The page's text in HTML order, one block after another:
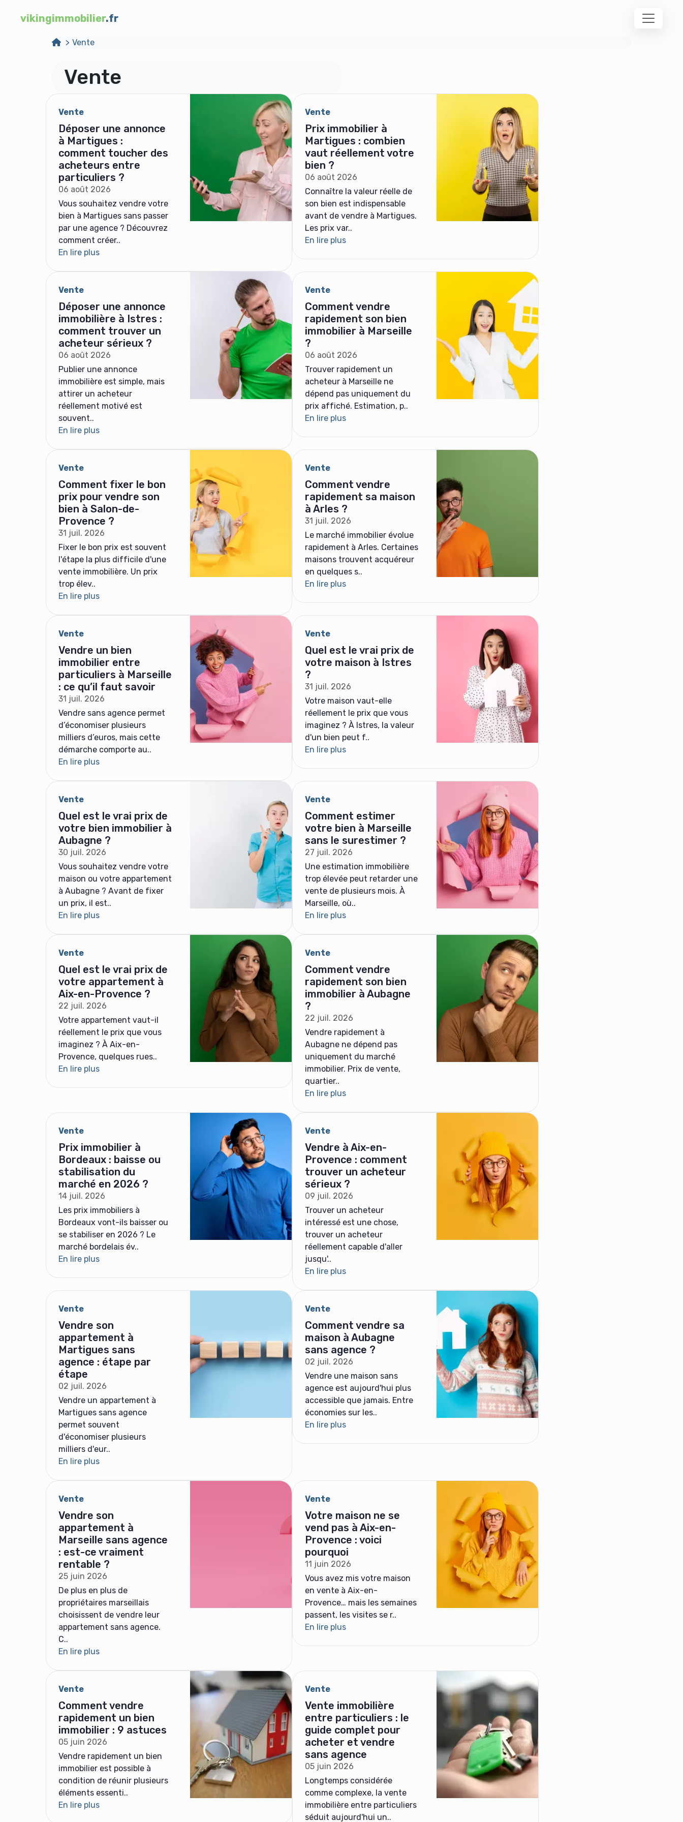
vikingimmobilier.fr
Vente
Vente
Vente
Déposer une annonce
à Martigues :
comment toucher des
acheteurs entre
particuliers ?
06 août 2026
Vous souhaitez vendre votre
bien à Martigues sans passer
par une agence ? Découvrez
comment créer..
En lire plus
Vente
Prix immobilier à
Martigues : combien
vaut réellement votre
bien ?
06 août 2026
Connaître la valeur réelle de
son bien est indispensable
avant de vendre à Martigues.
Les prix var..
En lire plus
Vente
Déposer une annonce
immobilière à Istres :
comment trouver un
acheteur sérieux ?
06 août 2026
Publier une annonce
immobilière est simple, mais
attirer un acheteur
réellement motivé est
souvent..
En lire plus
Vente
Comment vendre
rapidement son bien
immobilier à Marseille
?
06 août 2026
Trouver rapidement un
acheteur à Marseille ne
dépend pas uniquement du
prix affiché. Estimation, p..
En lire plus
Vente
Comment fixer le bon
prix pour vendre son
bien à Salon-de-
Provence ?
31 juil. 2026
Fixer le bon prix est souvent
l'étape la plus difficile d'une
vente immobilière. Un prix
trop élev..
En lire plus
Vente
Comment vendre
rapidement sa maison
à Arles ?
31 juil. 2026
Le marché immobilier évolue
rapidement à Arles. Certaines
maisons trouvent acquéreur
en quelques s..
En lire plus
Vente
Vendre un bien
immobilier entre
particuliers à Marseille
: ce qu’il faut savoir
31 juil. 2026
Vendre sans agence permet
d’économiser plusieurs
milliers d’euros, mais cette
démarche comporte au..
En lire plus
Vente
Quel est le vrai prix de
votre maison à Istres
?
31 juil. 2026
Votre maison vaut-elle
réellement le prix que vous
imaginez ? À Istres, la valeur
d'un bien peut f..
En lire plus
Vente
Quel est le vrai prix de
votre bien immobilier à
Aubagne ?
30 juil. 2026
Vous souhaitez vendre votre
maison ou votre appartement
à Aubagne ? Avant de fixer
un prix, il est..
En lire plus
Vente
Comment estimer
votre bien à Marseille
sans le surestimer ?
27 juil. 2026
Une estimation immobilière
trop élevée peut retarder une
vente de plusieurs mois. À
Marseille, où..
En lire plus
Vente
Quel est le vrai prix de
votre appartement à
Aix-en-Provence ?
22 juil. 2026
Votre appartement vaut-il
réellement le prix que vous
imaginez ? À Aix-en-
Provence, quelques rues..
En lire plus
Vente
Comment vendre
rapidement son bien
immobilier à Aubagne
?
22 juil. 2026
Vendre rapidement à
Aubagne ne dépend pas
uniquement du marché
immobilier. Prix de vente,
quartier..
En lire plus
Vente
Prix immobilier à
Bordeaux : baisse ou
stabilisation du
marché en 2026 ?
14 juil. 2026
Les prix immobiliers à
Bordeaux vont-ils baisser ou
se stabiliser en 2026 ? Le
marché bordelais év..
En lire plus
Vente
Vendre à Aix-en-
Provence : comment
trouver un acheteur
sérieux ?
09 juil. 2026
Trouver un acheteur
intéressé est une chose,
trouver un acheteur
réellement capable d'aller
jusqu'..
En lire plus
Vente
Vendre son
appartement à
Martigues sans
agence : étape par
étape
02 juil. 2026
Vendre un appartement à
Martigues sans agence
permet souvent
d'économiser plusieurs
milliers d'eur..
En lire plus
Vente
Comment vendre sa
maison à Aubagne
sans agence ?
02 juil. 2026
Vendre une maison sans
agence est aujourd'hui plus
accessible que jamais. Entre
économies sur les..
En lire plus
Vente
Vendre son
appartement à
Marseille sans agence
: est-ce vraiment
rentable ?
25 juin 2026
De plus en plus de
propriétaires marseillais
choisissent de vendre leur
appartement sans agence.
C..
En lire plus
Vente
Votre maison ne se
vend pas à Aix-en-
Provence : voici
pourquoi
11 juin 2026
Vous avez mis votre maison
en vente à Aix-en-
Provence… mais les semaines
passent, les visites se r..
En lire plus
Vente
Comment vendre
rapidement un bien
immobilier : 9 astuces
05 juin 2026
Vendre rapidement un bien
immobilier est possible à
condition de réunir plusieurs
éléments essenti..
En lire plus
Vente
Vente immobilière
entre particuliers : le
guide complet pour
acheter et vendre
sans agence
05 juin 2026
Longtemps considérée
comme complexe, la vente
immobilière entre particuliers
séduit aujourd'hui un..